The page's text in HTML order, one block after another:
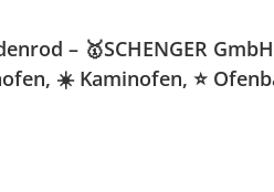
– 🥇SCHENGER
☀️ Kaminofen, ⭐